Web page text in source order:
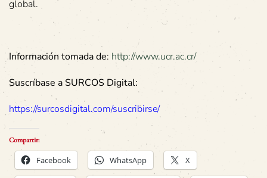
global.
Información tomada de: http://www.ucr.ac.cr/
Suscríbase a SURCOS Digital:
https://surcosdigital.com/suscribirse/
Compartir:
Facebook WhatsApp X